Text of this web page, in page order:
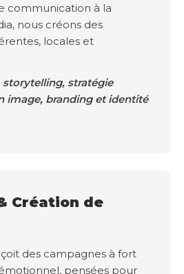
communication à la
nous créons des
locales et
stratégie
image, branding et identité
Création de
des campagnes à fort
pensées pour